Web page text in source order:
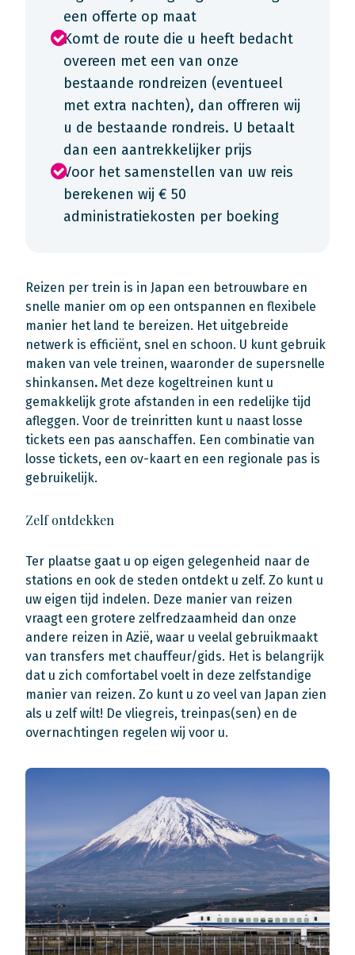
een offerte op maat
Komt de route die u heeft bedacht
overeen met een van onze
bestaande rondreizen (eventueel
met extra nachten), dan offreren wij
u de bestaande rondreis. U betaalt
dan een aantrekkelijker prijs
Voor het samenstellen van uw reis
berekenen wij € 50
administratiekosten per boeking
Reizen per trein is in Japan een betrouwbare en
snelle manier om op een ontspannen en flexibele
manier het land te bereizen. Het uitgebreide
netwerk is efficiënt, snel en schoon. U kunt gebruik
maken van vele treinen, waaronder de supersnelle
shinkansen. Met deze kogeltreinen kunt u
gemakkelijk grote afstanden in een redelijke tijd
afleggen. Voor de treinritten kunt u naast losse
tickets een pas aanschaffen. Een combinatie van
losse tickets, een ov-kaart en een regionale pas is
gebruikelijk.
Zelf ontdekken
Ter plaatse gaat u op eigen gelegenheid naar de
stations en ook de steden ontdekt u zelf. Zo kunt u
uw eigen tijd indelen. Deze manier van reizen
vraagt een grotere zelfredzaamheid dan onze
andere reizen in Azië, waar u veelal gebruikmaakt
van transfers met chauffeur/gids. Het is belangrijk
dat u zich comfortabel voelt in deze zelfstandige
manier van reizen. Zo kunt u zo veel van Japan zien
als u zelf wilt! De vliegreis, treinpas(sen) en de
overnachtingen regelen wij voor u.